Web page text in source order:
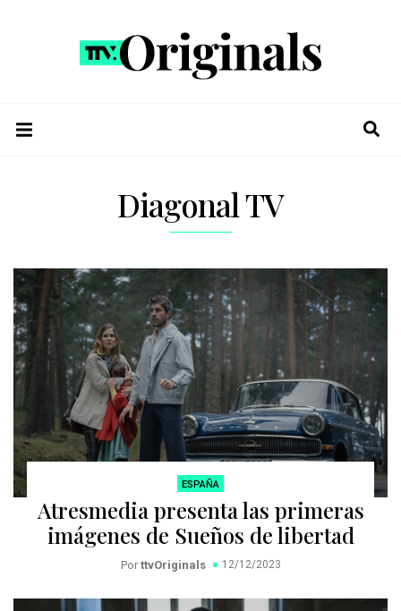
Diagonal TV
ESPAÑA
Atresmedia presenta las primeras
imágenes de Sueños de libertad
Por ttvOriginals 12/12/2023